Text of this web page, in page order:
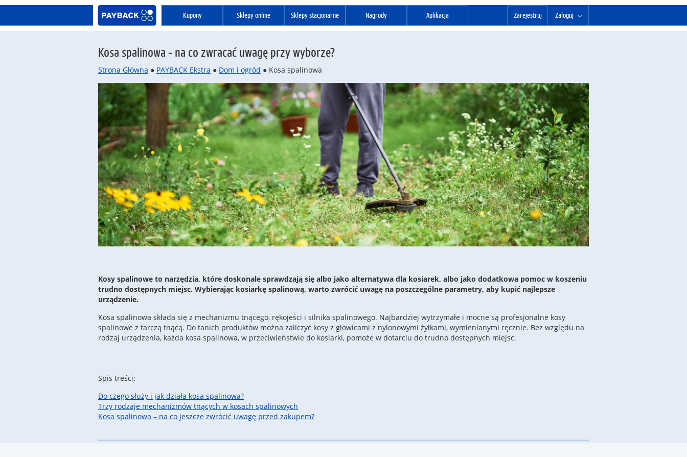
Kupony Sklepy online Sklepy stacjonarne Nagrody Aplikacja Zarejestruj Zaloguj
Kosa spalinowa - na co zwracać uwagę przy wyborze?
Strona Główna ● PAYBACK Ekstra ● Dom i ogród ● Kosa spalinowa
Kosy spalinowe to narzędzia, które doskonale sprawdzają się albo jako alternatywa dla kosiarek, albo jako dodatkowa pomoc w koszeniu
trudno dostępnych miejsc. Wybierając kosiarkę spalinową, warto zwrócić uwagę na poszczególne parametry, aby kupić najlepsze
urządzenie.
Kosa spalinowa składa się z mechanizmu tnącego, rękojeści i silnika spalinowego. Najbardziej wytrzymałe i mocne są profesjonalne kosy
spalinowe z tarczą tnącą. Do tanich produktów można zaliczyć kosy z głowicami z nylonowymi żyłkami, wymienianymi ręcznie. Bez względu na
rodzaj urządzenia, każda kosa spalinowa, w przeciwieństwie do kosiarki, pomoże w dotarciu do trudno dostępnych miejsc.
Spis treści:
Do czego służy i jak działa kosa spalinowa?
Trzy rodzaje mechanizmów tnących w kosach spalinowych
Kosa spalinowa – na co jeszcze zwrócić uwagę przed zakupem?